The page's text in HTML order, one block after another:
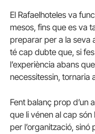
El Rafaelhoteles va
mesos, fins que es va
preparar per a la seva
té cap dubte que, si
l’experiència abans
necessitessin, tornaria
Fent balanç prop d’un
que li vénen al cap
per l’organització,